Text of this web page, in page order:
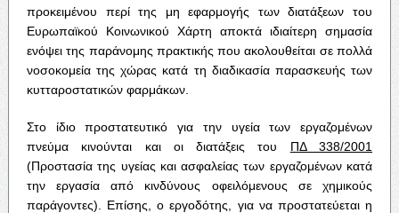
προκειμένου περί της μη εφαρμογής των διατάξεων του
Ευρωπαϊκού Κοινωνικού Χάρτη αποκτά ιδιαίτερη σημασία
ενόψει της παράνομης πρακτικής που ακολουθείται σε πολλά
νοσοκομεία της χώρας κατά τη διαδικασία παρασκευής των
κυτταροστατικών φαρμάκων.
Στο ίδιο προστατευτικό για την υγεία των εργαζομένων
πνεύμα κινούνται και οι διατάξεις του ΠΔ 338/2001
(Προστασία της υγείας και ασφαλείας των εργαζομένων κατά
την εργασία από κινδύνους οφειλόμενους σε χημικούς
παράγοντες). Επίσης, ο εργοδότης, για να προστατεύεται η